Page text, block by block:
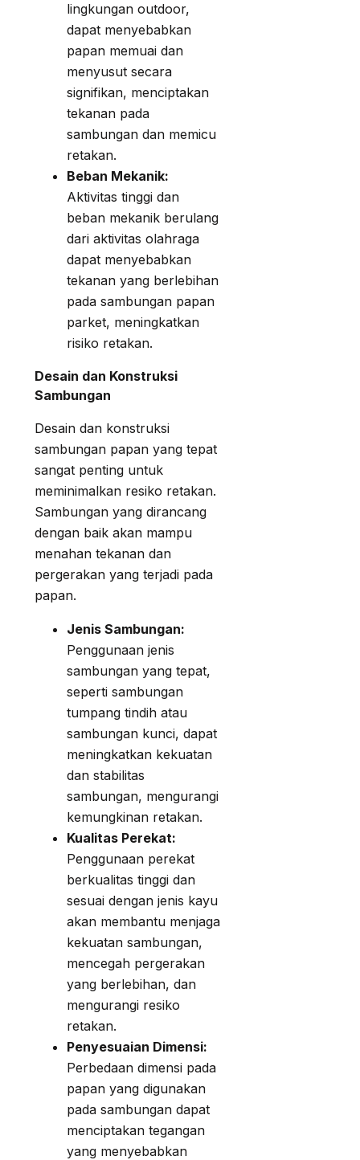
lingkungan outdoor,
dapat menyebabkan
papan memuai dan
menyusut secara
signifikan, menciptakan
tekanan pada
sambungan dan memicu
retakan.
Beban Mekanik:
Aktivitas tinggi dan
beban mekanik berulang
dari aktivitas olahraga
dapat menyebabkan
tekanan yang berlebihan
pada sambungan papan
parket, meningkatkan
risiko retakan.
Desain dan Konstruksi
Sambungan
Desain dan konstruksi
sambungan papan yang tepat
sangat penting untuk
meminimalkan resiko retakan.
Sambungan yang dirancang
dengan baik akan mampu
menahan tekanan dan
pergerakan yang terjadi pada
papan.
Jenis Sambungan:
Penggunaan jenis
sambungan yang tepat,
seperti sambungan
tumpang tindih atau
sambungan kunci, dapat
meningkatkan kekuatan
dan stabilitas
sambungan, mengurangi
kemungkinan retakan.
Kualitas Perekat:
Penggunaan perekat
berkualitas tinggi dan
sesuai dengan jenis kayu
akan membantu menjaga
kekuatan sambungan,
mencegah pergerakan
yang berlebihan, dan
mengurangi resiko
retakan.
Penyesuaian Dimensi:
Perbedaan dimensi pada
papan yang digunakan
pada sambungan dapat
menciptakan tegangan
yang menyebabkan